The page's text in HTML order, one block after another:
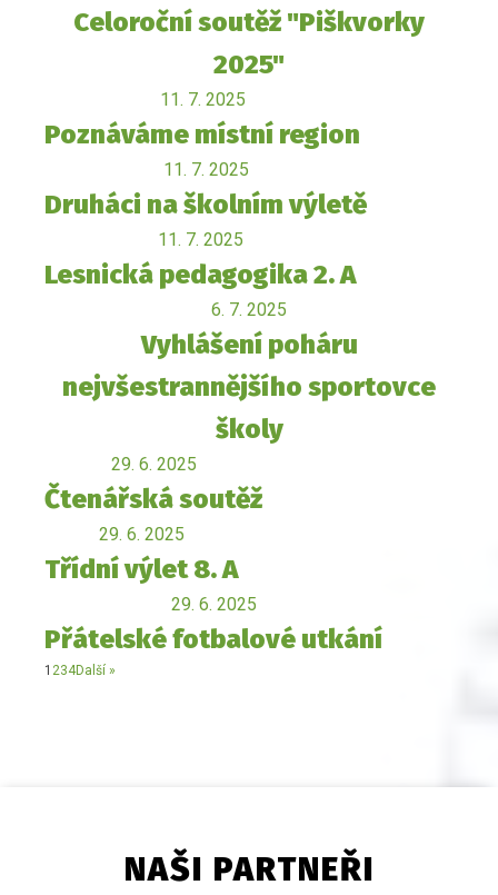
Celoroční soutěž "Piškvorky
2025"
11. 7. 2025
Poznáváme místní region
11. 7. 2025
Druháci na školním výletě
11. 7. 2025
Lesnická pedagogika 2. A
6. 7. 2025
Vyhlášení poháru
nejvšestrannějšího sportovce
školy
29. 6. 2025
Čtenářská soutěž
29. 6. 2025
Třídní výlet 8. A
29. 6. 2025
Přátelské fotbalové utkání
1 234Další »
NAŠI PARTNEŘI